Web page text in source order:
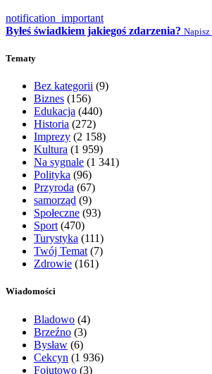
notification_important
Byłeś świadkiem jakiegoś zdarzenia? Napisz
Tematy
Bez kategorii (9)
Biznes (156)
Edukacja (440)
Historia (272)
Imprezy (2 158)
Kultura (1 959)
Na sygnale (1 341)
Polityka (96)
Przyroda (67)
samorząd (9)
Społeczne (93)
Sport (470)
Turystyka (111)
Twój Temat (7)
Zdrowie (161)
Wiadomości
Bladowo (4)
Brzeźno (3)
Bysław (6)
Cekcyn (1 936)
Fojutowo (3)